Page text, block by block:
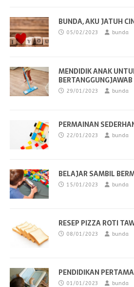
BUNDA, AKU JATUH
05/02/2023 bunda
MENDIDIK ANAK
BERTANGGUNGJAWAB
29/01/2023 bunda
PERMAINAN
22/01/2023 bunda
BELAJAR SAMBIL
15/01/2023 bunda
RESEP PIZZA ROTI
08/01/2023 bunda
PENDIDIKAN
01/01/2023 bunda